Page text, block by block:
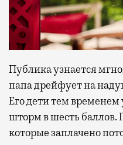
Публика узнается
папа дрейфует на
Его дети тем временем
шторм в шесть баллов.
которые заплачено